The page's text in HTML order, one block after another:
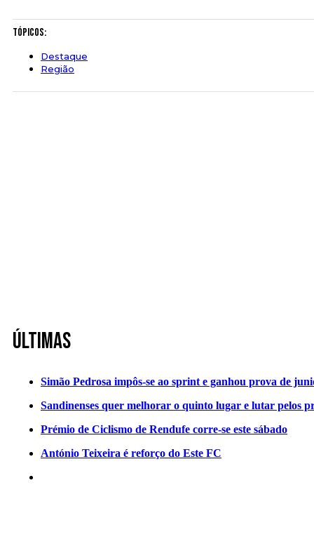
Tópicos:
Destaque
Região
Últimas
Simão Pedrosa impôs-se ao sprint e ganhou prova de
Sandinenses quer melhorar o quinto lugar e lutar pelos
Prémio de Ciclismo de Rendufe corre-se este sábado
António Teixeira é reforço do Este FC